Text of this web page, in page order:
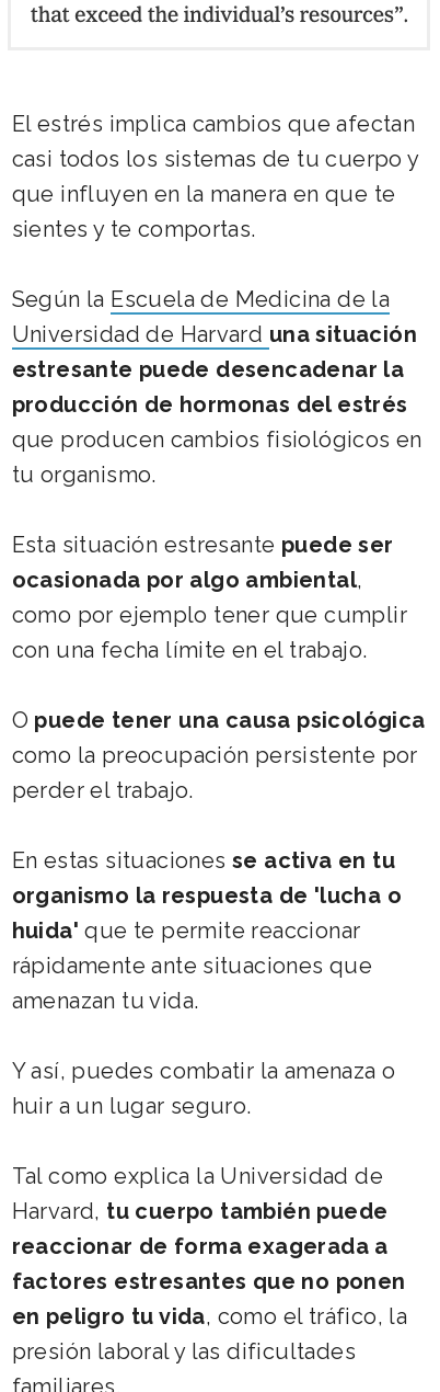
El estrés implica cambios que afectan
casi todos los sistemas de tu cuerpo y
que influyen en la manera en que te
sientes y te comportas.
Según la Escuela de Medicina de la
Universidad de Harvard una situación
estresante puede desencadenar la
producción de hormonas del estrés
que producen cambios fisiológicos en
tu organismo.
Esta situación estresante puede ser
ocasionada por algo ambiental,
como por ejemplo tener que cumplir
con una fecha límite en el trabajo.
O puede tener una causa psicológica
como la preocupación persistente por
perder el trabajo.
En estas situaciones se activa en tu
organismo la respuesta de 'lucha o
huida' que te permite reaccionar
rápidamente ante situaciones que
amenazan tu vida.
Y así, puedes combatir la amenaza o
huir a un lugar seguro.
Tal como explica la Universidad de
Harvard, tu cuerpo también puede
reaccionar de forma exagerada a
factores estresantes que no ponen
en peligro tu vida, como el tráfico, la
presión laboral y las dificultades
familiares.